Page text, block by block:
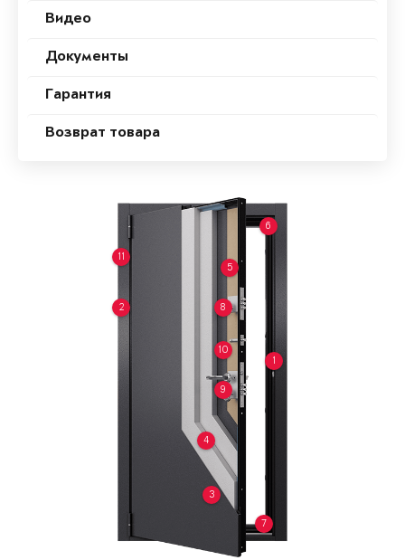
Видео
Документы
Гарантия
Возврат товара
1
2
3
4
5
6
7
8
9
10
11